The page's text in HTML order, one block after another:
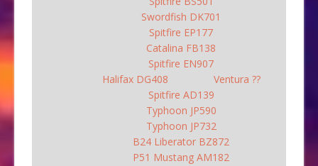
Swordfish DK701
Spitfire EP177
Catalina FB138
Spitfire EN907
Halifax DG408
Ventura ??
Spitfire AD139
Typhoon JP590
Typhoon JP732
B24 Liberator BZ872
P51 Mustang AM182